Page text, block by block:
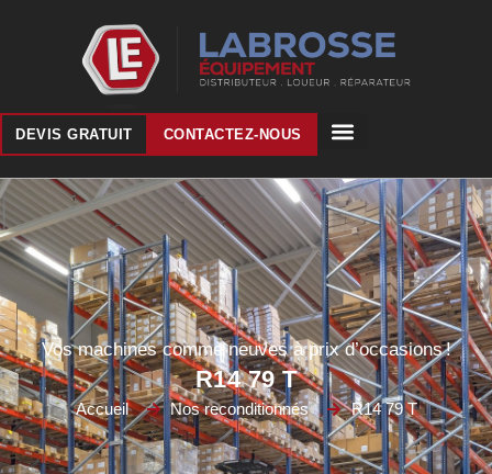
DEVIS GRATUIT CONTACTEZ-NOUS
Vos machines comme neuves à prix d’occasions !
R14 79 T
Accueil Nos reconditionnés R14 79 T